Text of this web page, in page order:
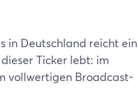
in Deutschland reicht ein
dieser Ticker lebt: im
vollwertigen Broadcast-